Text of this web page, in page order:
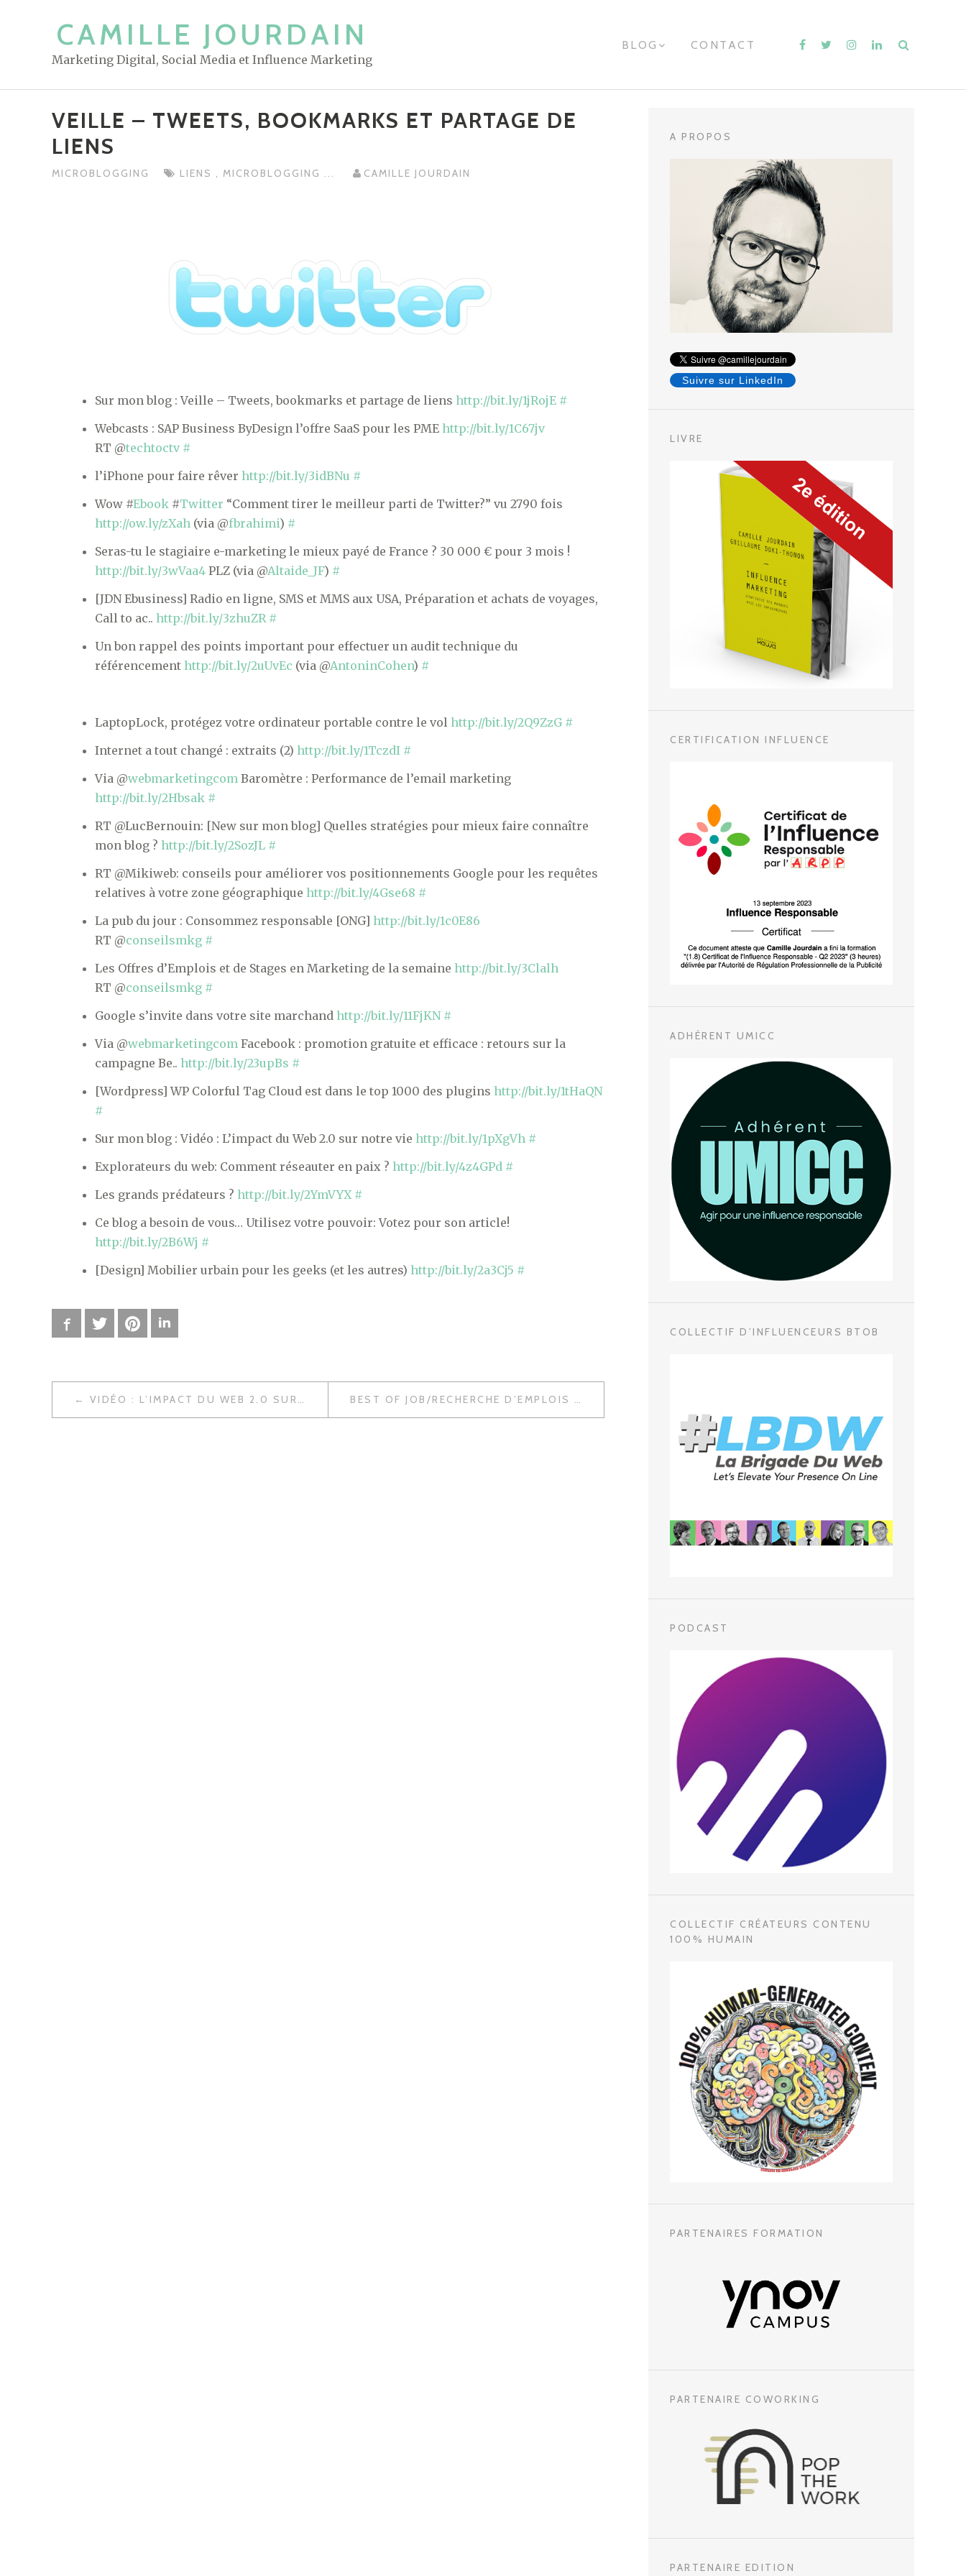
t
CAMILLE JOURDAIN
Marketing Digital, Social Media et Influence Marketing
BLOG E
CONTACT
VEILLE – TWEETS, BOOKMARKS ET PARTAGE DE
LIENS
MICROBLOGGING LIENS , MICROBLOGGING ... CAMILLE JOURDAIN
Sur mon blog : Veille – Tweets, bookmarks et partage de liens http://bit.ly/1jRojE #
Webcasts : SAP Business ByDesign l’offre SaaS pour les PME http://bit.ly/1C67jv
RT @techtoctv #
l’iPhone pour faire rêver http://bit.ly/3idBNu #
Wow #Ebook #Twitter “Comment tirer le meilleur parti de Twitter?” vu 2790 fois
http://ow.ly/zXah (via @fbrahimi) #
Seras-tu le stagiaire e-marketing le mieux payé de France ? 30 000 € pour 3 mois !
http://bit.ly/3wVaa4 PLZ (via @Altaide_JF) #
[JDN Ebusiness] Radio en ligne, SMS et MMS aux USA, Préparation et achats de voyages,
Call to ac.. http://bit.ly/3zhuZR #
Un bon rappel des points important pour effectuer un audit technique du
référencement http://bit.ly/2uUvEc (via @AntoninCohen) #
LaptopLock, protégez votre ordinateur portable contre le vol http://bit.ly/2Q9ZzG #
Internet a tout changé : extraits (2) http://bit.ly/1TczdI #
Via @webmarketingcom Baromètre : Performance de l’email marketing
http://bit.ly/2Hbsak #
RT @LucBernouin: [New sur mon blog] Quelles stratégies pour mieux faire connaître
mon blog ? http://bit.ly/2SozJL #
RT @Mikiweb: conseils pour améliorer vos positionnements Google pour les requêtes
relatives à votre zone géographique http://bit.ly/4Gse68 #
La pub du jour : Consommez responsable [ONG] http://bit.ly/1c0E86
RT @conseilsmkg #
Les Offres d’Emplois et de Stages en Marketing de la semaine http://bit.ly/3Clalh
RT @conseilsmkg #
Google s’invite dans votre site marchand http://bit.ly/11FjKN #
Via @webmarketingcom Facebook : promotion gratuite et efficace : retours sur la
campagne Be.. http://bit.ly/23upBs #
[Wordpress] WP Colorful Tag Cloud est dans le top 1000 des plugins http://bit.ly/1tHaQN
#
Sur mon blog : Vidéo : L’impact du Web 2.0 sur notre vie http://bit.ly/1pXgVh #
Explorateurs du web: Comment réseauter en paix ? http://bit.ly/4z4GPd #
Les grands prédateurs ? http://bit.ly/2YmVYX #
Ce blog a besoin de vous… Utilisez votre pouvoir: Votez pour son article!
http://bit.ly/2B6Wj #
[Design] Mobilier urbain pour les geeks (et les autres) http://bit.ly/2a3Cj5 #
FacebookTwitter Pinterest
N
VIDÉO : L’IMPACT DU WEB 2.0 SUR NOTRE VIE BEST OF JOB/RECHERCHE D’EMPLOIS – LES VIDÉOS DU SUCCÈS
A PROPOS
Suivre sur LinkedIn
LIVRE
CERTIFICATION INFLUENCE
ADHÉRENT UMICC
COLLECTIF D’INFLUENCEURS BTOB
PODCAST
COLLECTIF CRÉATEURS CONTENU
100% HUMAIN
PARTENAIRES FORMATION
PARTENAIRE COWORKING
PARTENAIRE EDITION